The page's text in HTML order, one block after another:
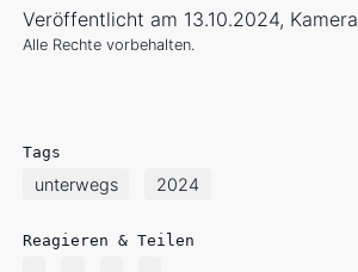
Veröffentlicht am 13.10.2024,
Alle Rechte vorbehalten.
Tags
unterwegs 2024
Reagieren & Teilen